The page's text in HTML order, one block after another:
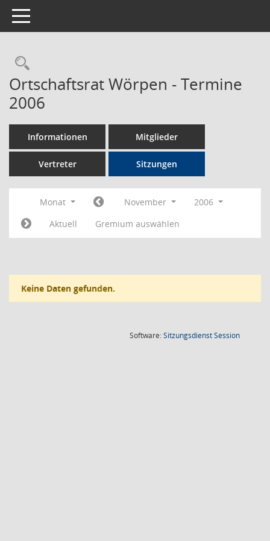
Toggle navigation
Rechercheauswahl
Ortschaftsrat Wörpen - Termine
2006
Informationen Mitglieder
Vertreter Sitzungen
Monat November
2006
Aktuell
Gremium auswählen
Keine Daten gefunden.
Software:SitzungsdienstSession(Wird in